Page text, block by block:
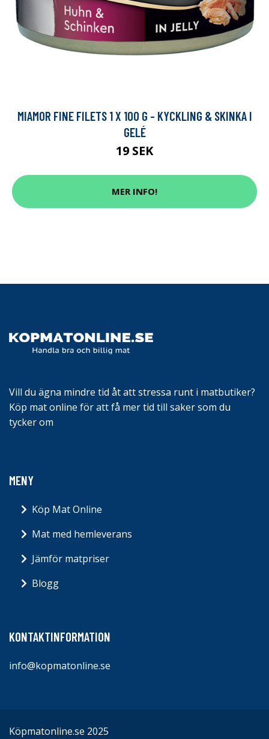
MIAMOR FINE FILETS 1 X 100 G - KYCKLING & SKINKA I
GELÉ
19 SEK
MER INFO!
Vill du ägna mindre tid åt att stressa runt i matbutiker?
Köp mat online för att få mer tid till saker som du
tycker om
MENY
Köp Mat Online
Mat med hemleverans
Jämför matpriser
Blogg
KONTAKTINFORMATION
info@kopmatonline.se
Köpmatonline.se 2025